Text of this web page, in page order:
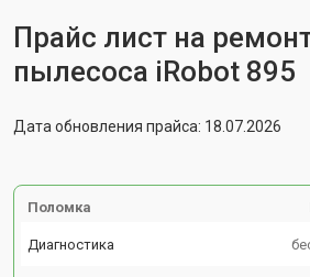
Прайс лист на
пылесоса iRobot 895
Дата обновления прайса: 18.07.2026
Поломка
Диагностика